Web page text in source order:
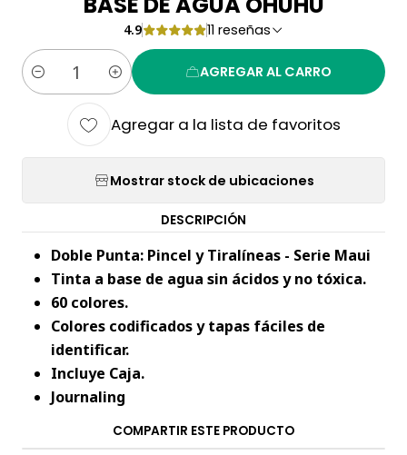
4.9 11 reseñas
Cantidad
AGREGAR AL CARRO
Agregar a la lista de favoritos
Mostrar stock de ubicaciones
DESCRIPCIÓN
Doble Punta: Pincel y Tiralíneas - Serie Maui
Tinta a base de agua sin ácidos y no tóxica.
60 colores.
Colores codificados y tapas fáciles de
identificar.
Incluye Caja.
Journaling
COMPARTIR ESTE PRODUCTO